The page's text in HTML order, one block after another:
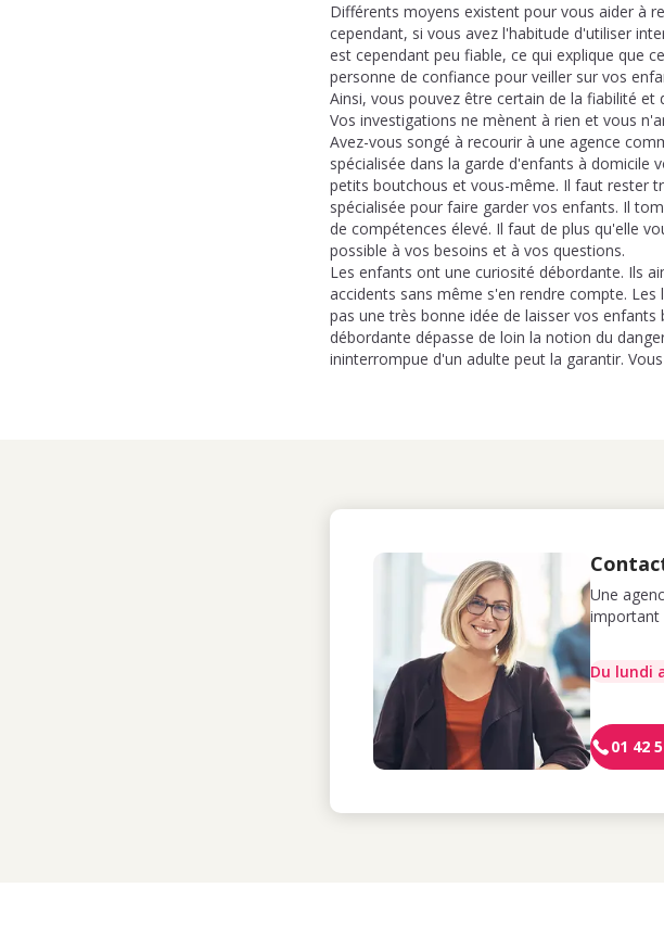
Différents moyens existent pour vous aider à
cependant, si vous avez l'habitude d'utiliser
est cependant peu fiable, ce qui explique que
personne de confiance pour veiller sur vos
Ainsi, vous pouvez être certain de la fiabilité
Vos investigations ne mènent à rien et vous
Avez-vous songé à recourir à une agence
spécialisée dans la garde d'enfants à
petits boutchous et vous-même. Il faut rester
spécialisée pour faire garder vos enfants. Il
de compétences élevé. Il faut de plus qu'elle
possible à vos besoins et à vos questions.
Les enfants ont une curiosité débordante. Ils
accidents sans même s'en rendre compte.
pas une très bonne idée de laisser vos
débordante dépasse de loin la notion du
ininterrompue d'un adulte peut la garantir.
Une
important
Du lundi
01 42